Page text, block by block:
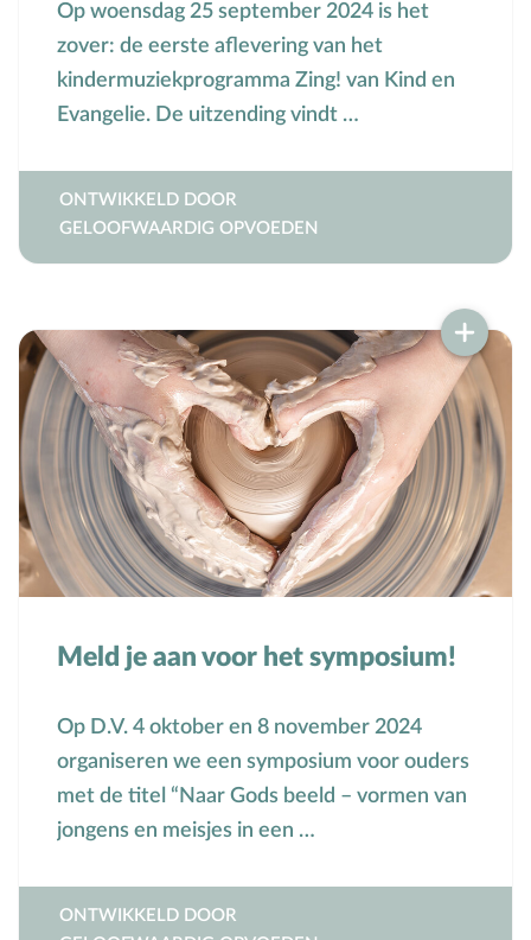
Op woensdag 25 september 2024 is het
zover: de eerste aflevering van het
kindermuziekprogramma Zing! van Kind en
Evangelie. De uitzending vindt …
ONTWIKKELD DOOR
GELOOFWAARDIG OPVOEDEN
Meld je aan voor het symposium!
Op D.V. 4 oktober en 8 november 2024
organiseren we een symposium voor ouders
met de titel “Naar Gods beeld – vormen van
jongens en meisjes in een …
ONTWIKKELD DOOR